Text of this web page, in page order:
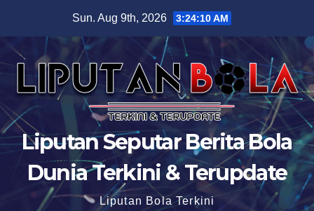
content
Sun. Aug 9th, 2026 3:24:11 AM
Liputan Seputar Berita Bola
Dunia Terkini & Terupdate
Liputan Bola Terkini